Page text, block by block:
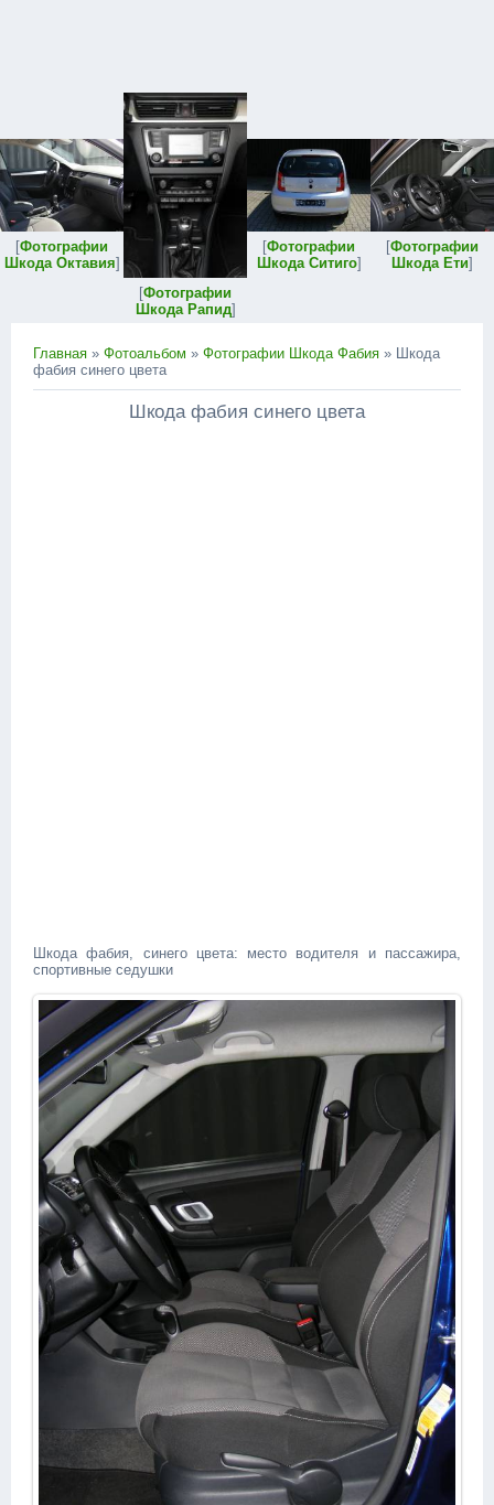
[Фотографии
Шкода Октавия]
[Фотографии
Шкода Рапид]
[Фотографии
Шкода Ситиго]
[Фотографии
Шкода Ети]
Главная » Фотоальбом » Фотографии Шкода Фабия » Шкода
фабия синего цвета
Шкода фабия синего цвета
Шкода фабия, синего цвета: место водителя и пассажира,
спортивные седушки